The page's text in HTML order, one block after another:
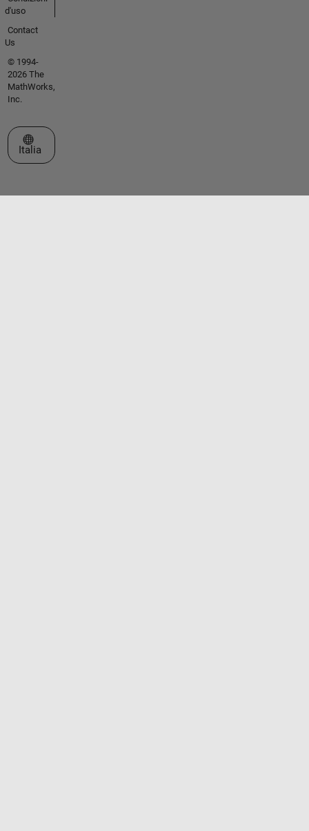
d'uso
Contact
Us
© 1994-
2026 The
MathWorks,
Inc.
Seleziona un sito web
Italia